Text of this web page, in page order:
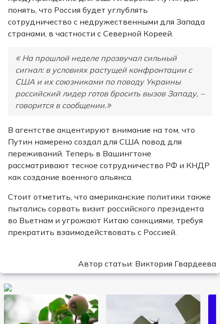
понять, что Россия будет углублять
сотрудничество с недружественными для Запада
странами, в частности с Северной Кореей.
На прошлой неделе прозвучал сильный
сигнал: в условиях растущей конфронтации с
США и их союзниками по поводу Украины
российский лидер готов бросить вызов Западу, –
говорится в сообщении.
В агентстве акцентируют внимание на том, что
Путин намерено создал для США повод для
переживаний. Теперь в Вашингтоне
рассматривают тесное сотрудничество РФ и КНДР
как создание военного альянса.
Стоит отметить, что американские политики также
пытались сорвать визит российского президента
во Вьетнам и угрожают Китаю санкциями, требуя
прекратить взаимодействовать с Россией.
Автор статьи: Виктория Гвардеева